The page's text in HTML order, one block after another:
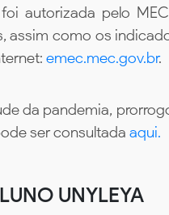
foi autorizada pelo
assim como os
emec.mec.gov.br.
da pandemia,
ser consultada aqui.
UNYLEYA